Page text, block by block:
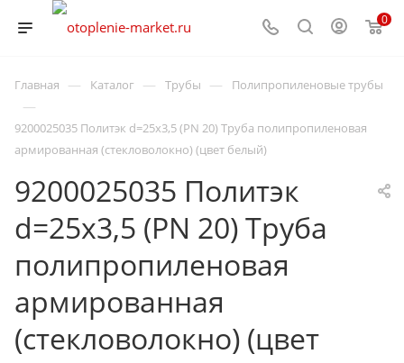
0
Главная — Каталог — Трубы — Полипропиленовые трубы
—
9200025035 Политэк d=25х3,5 (PN 20) Труба полипропиленовая
армированная (стекловолокно) (цвет белый)
9200025035 Политэк
d=25х3,5 (PN 20) Труба
полипропиленовая
армированная
(стекловолокно) (цвет